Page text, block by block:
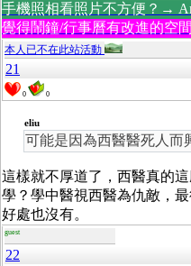
手機照相看照片不方便？→
覺得鬧鐘/行事曆有改進的空
本人已不在此站活動
21
0 0
eliu
可能是因為西醫醫死人而
這樣就不厚道了，西醫真的
學？學中醫視西醫為仇敵，
好處也沒有。
guest
22